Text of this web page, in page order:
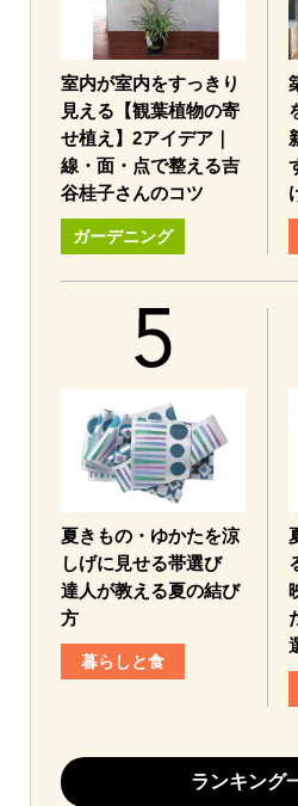
室内が室内をすっきり
見える【観葉植物の寄
せ植え】2アイデア｜
線・面・点で整える吉
谷桂子さんのコツ
ガーデニング
夏きもの・ゆかたを涼
しげに見せる帯選び
達人が教える夏の結び
方
暮らしと食
ランキング